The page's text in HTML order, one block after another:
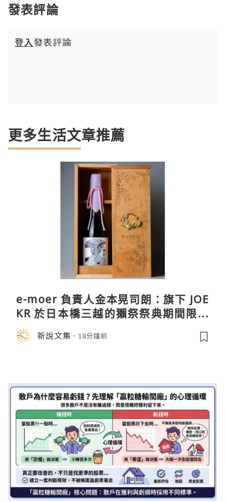
發表評論
登入發表評論
更多生活文章推薦
e-moer 負責人金本晃司朗：旗下 JOE
KR 於日本橋三越的獺祭祭典期間限定
店中，與日伸貴金属的東京銀器工匠一
同參展新說文集 18分鐘前